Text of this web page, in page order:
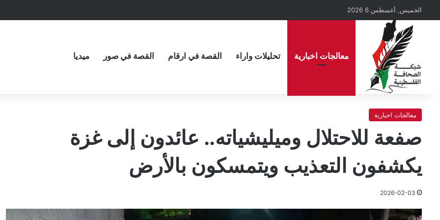
الخميس, أغسطس 6 2026
معالجات اخبارية تحليلات واراء القصة في ارقام القصة في صور ميديا
معالجات اخبارية
صفعة للاحتلال وميليشياته.. عائدون إلى غزة
يكشفون التعذيب ويتمسكون بالأرض
2026-02-03